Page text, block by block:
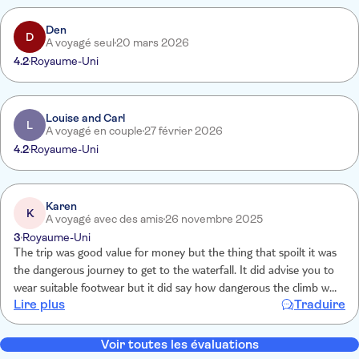
repellent on and beware can still get a few bites Food and feni
D
Den
A voyagé seul20 mars 2026
4.2Royaume-Uni
L
Louise and Carl
A voyagé en couple27 février 2026
4.2Royaume-Uni
K
Karen
A voyagé avec des amis26 novembre 2025
3 Royaume-Uni
The trip was good value for money but the thing that spoilt it was
the dangerous journey to get to the waterfall. It did advise you to
wear suitable footwear but it did say how dangerous the climb was.
Rocks were wet which made it even more precarious and I felt really
unsafe which made the experience not a pleasant one
Lire plus Traduire
Voir toutes les évaluations